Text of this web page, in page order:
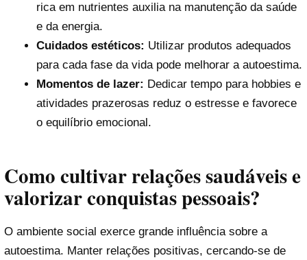
rica em nutrientes auxilia na manutenção da saúde
e da energia.
Cuidados estéticos: Utilizar produtos adequados
para cada fase da vida pode melhorar a autoestima.
Momentos de lazer: Dedicar tempo para hobbies e
atividades prazerosas reduz o estresse e favorece
o equilíbrio emocional.
Como cultivar relações saudáveis e
valorizar conquistas pessoais?
O ambiente social exerce grande influência sobre a
autoestima. Manter relações positivas, cercando-se de